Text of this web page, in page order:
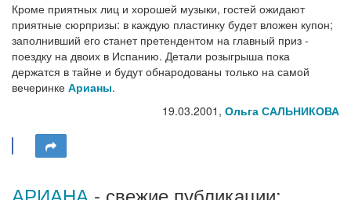
Кроме приятных лиц и хорошей музыки, гостей ожидают
приятные сюрпризы: в каждую пластинку будет вложен купон;
заполнивший его станет претендентом на главный приз -
поездку на двоих в Испанию. Детали розыгрыша пока
держатся в тайне и будут обнародованы только на самой
вечеринке Арианы.
19.03.2001, Ольга САЛЬНИКОВА